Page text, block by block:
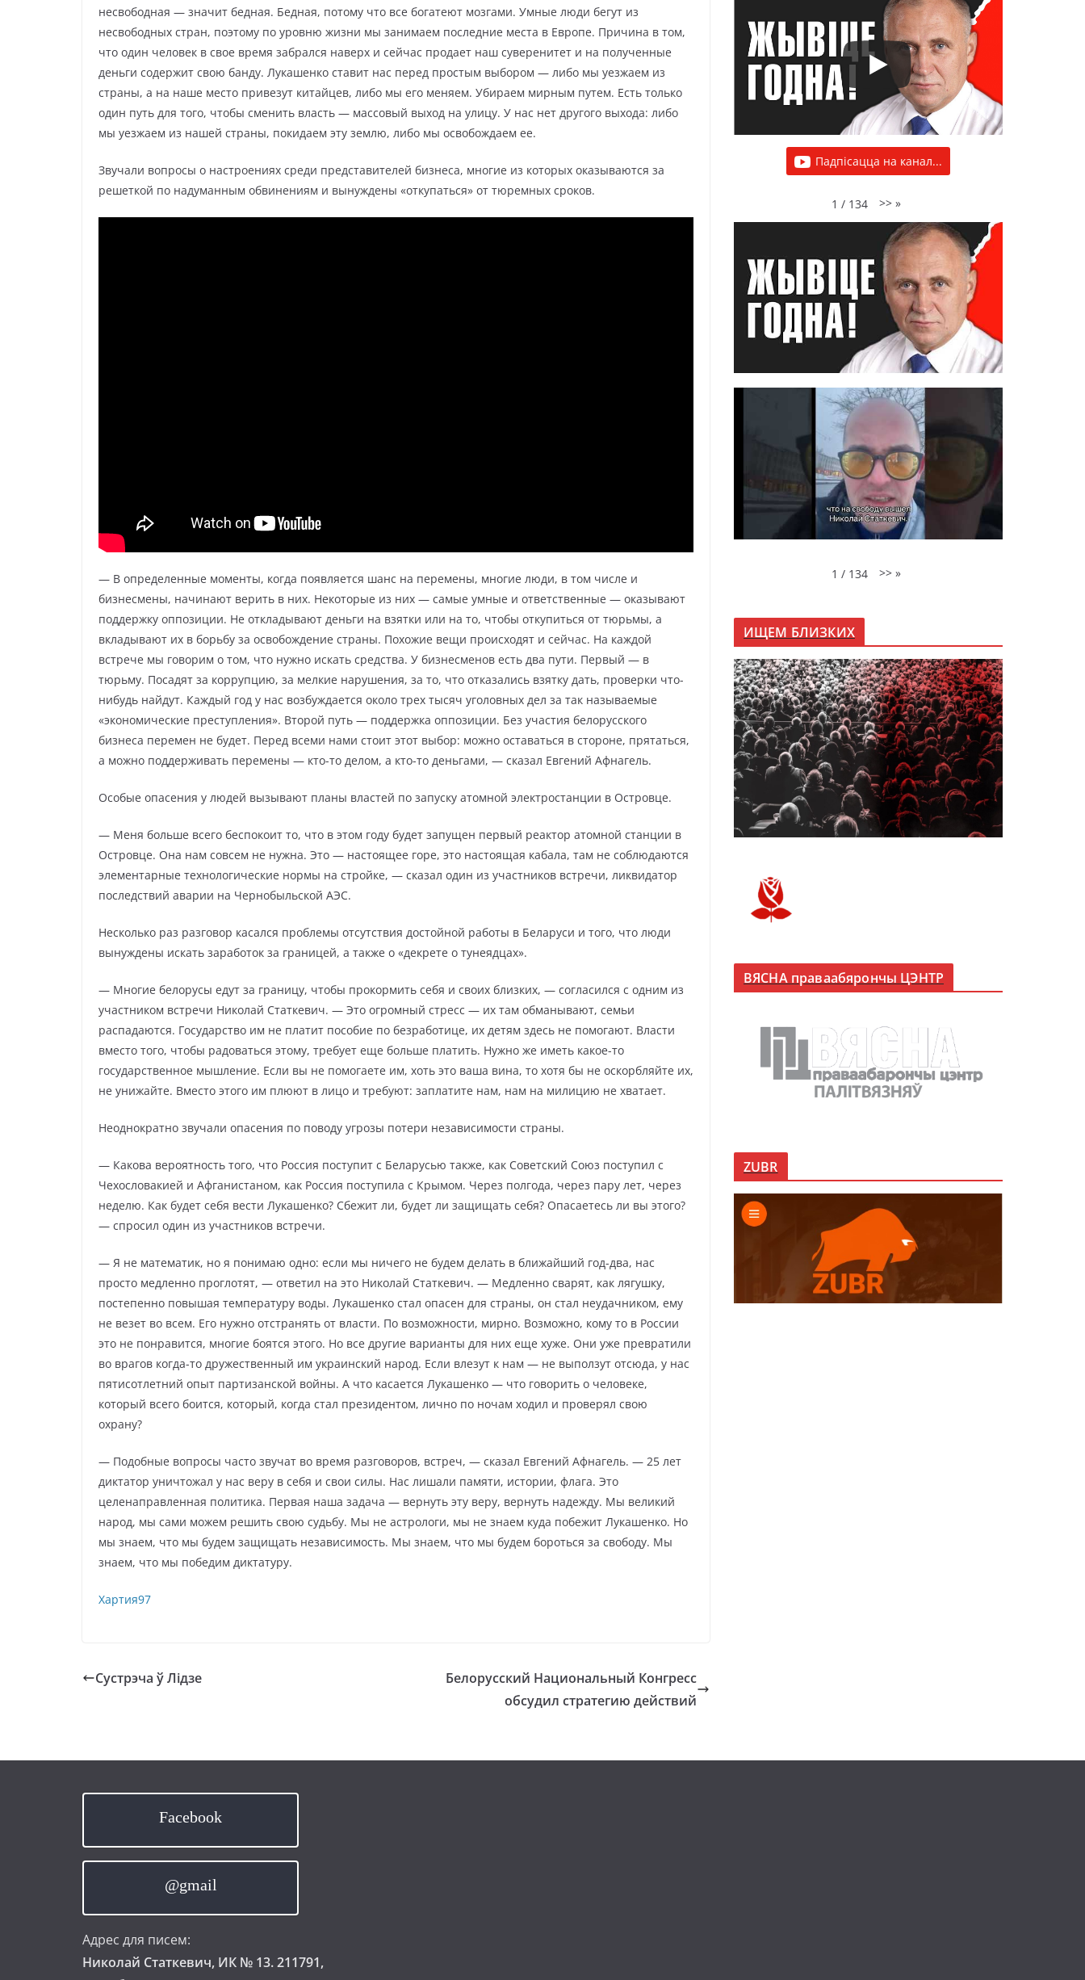
несвободная — значит бедная. Бедная, потому что все богатеют мозгами. Умные люди бегут из
несвободных стран, поэтому по уровню жизни мы занимаем последние места в Европе. Причина в том,
что один человек в свое время забрался наверх и сейчас продает наш суверенитет и на полученные
деньги содержит свою банду. Лукашенко ставит нас перед простым выбором — либо мы уезжаем из
страны, а на наше место привезут китайцев, либо мы его меняем. Убираем мирным путем. Есть только
один путь для того, чтобы сменить власть — массовый выход на улицу. У нас нет другого выхода: либо
мы уезжаем из нашей страны, покидаем эту землю, либо мы освобождаем ее.
Звучали вопросы о настроениях среди представителей бизнеса, многие из которых оказываются за
решеткой по надуманным обвинениям и вынуждены «откупаться» от тюремных сроков.
— В определенные моменты, когда появляется шанс на перемены, многие люди, в том числе и
бизнесмены, начинают верить в них. Некоторые из них — самые умные и ответственные — оказывают
поддержку оппозиции. Не откладывают деньги на взятки или на то, чтобы откупиться от тюрьмы, а
вкладывают их в борьбу за освобождение страны. Похожие вещи происходят и сейчас. На каждой
встрече мы говорим о том, что нужно искать средства. У бизнесменов есть два пути. Первый — в
тюрьму. Посадят за коррупцию, за мелкие нарушения, за то, что отказались взятку дать, проверки что-
нибудь найдут. Каждый год у нас возбуждается около трех тысяч уголовных дел за так называемые
«экономические преступления». Второй путь — поддержка оппозиции. Без участия белорусского
бизнеса перемен не будет. Перед всеми нами стоит этот выбор: можно оставаться в стороне, прятаться,
а можно поддерживать перемены — кто-то делом, а кто-то деньгами, — сказал Евгений Афнагель.
Особые опасения у людей вызывают планы властей по запуску атомной электростанции в Островце.
— Меня больше всего беспокоит то, что в этом году будет запущен первый реактор атомной станции в
Островце. Она нам совсем не нужна. Это — настоящее горе, это настоящая кабала, там не соблюдаются
элементарные технологические нормы на стройке, — сказал один из участников встречи, ликвидатор
последствий аварии на Чернобыльской АЭС.
Несколько раз разговор касался проблемы отсутствия достойной работы в Беларуси и того, что люди
вынуждены искать заработок за границей, а также о «декрете о тунеядцах».
— Многие белорусы едут за границу, чтобы прокормить себя и своих близких, — согласился с одним из
участником встречи Николай Статкевич. — Это огромный стресс — их там обманывают, семьи
распадаются. Государство им не платит пособие по безработице, их детям здесь не помогают. Власти
вместо того, чтобы радоваться этому, требует еще больше платить. Нужно же иметь какое-то
государственное мышление. Если вы не помогаете им, хоть это ваша вина, то хотя бы не оскорбляйте их,
не унижайте. Вместо этого им плюют в лицо и требуют: заплатите нам, нам на милицию не хватает.
Неоднократно звучали опасения по поводу угрозы потери независимости страны.
— Какова вероятность того, что Россия поступит с Беларусью также, как Советский Союз поступил с
Чехословакией и Афганистаном, как Россия поступила с Крымом. Через полгода, через пару лет, через
неделю. Как будет себя вести Лукашенко? Сбежит ли, будет ли защищать себя? Опасаетесь ли вы этого?
— спросил один из участников встречи.
— Я не математик, но я понимаю одно: если мы ничего не будем делать в ближайший год-два, нас
просто медленно проглотят, — ответил на это Николай Статкевич. — Медленно сварят, как лягушку,
постепенно повышая температуру воды. Лукашенко стал опасен для страны, он стал неудачником, ему
не везет во всем. Его нужно отстранять от власти. По возможности, мирно. Возможно, кому то в России
это не понравится, многие боятся этого. Но все другие варианты для них еще хуже. Они уже превратили
во врагов когда-то дружественный им украинский народ. Если влезут к нам — не выползут отсюда, у нас
пятисотлетний опыт партизанской войны. А что касается Лукашенко — что говорить о человеке,
который всего боится, который, когда стал президентом, лично по ночам ходил и проверял свою
охрану?
— Подобные вопросы часто звучат во время разговоров, встреч, — сказал Евгений Афнагель. — 25 лет
диктатор уничтожал у нас веру в себя и свои силы. Нас лишали памяти, истории, флага. Это
целенаправленная политика. Первая наша задача — вернуть эту веру, вернуть надежду. Мы великий
народ, мы сами можем решить свою судьбу. Мы не астрологи, мы не знаем куда побежит Лукашенко. Но
мы знаем, что мы будем защищать независимость. Мы знаем, что мы будем бороться за свободу. Мы
знаем, что мы победим диктатуру.
Хартия97
Cустрэча ў Лідзе
Белорусский Национальный Конгресс
обсудил стратегию действий
Падпісацца на канал...
1 / 134 >> »
1 / 134 >> »
ИЩЕМ БЛИЗКИХ
ВЯСНА праваабярончы ЦЭНТР
ZUBR
Facebook
@gmail
Адрес для писем:
Николай Статкевич, ИК № 13. 211791,